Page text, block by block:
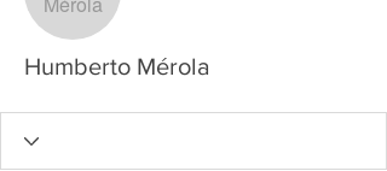
Humberto Mérola